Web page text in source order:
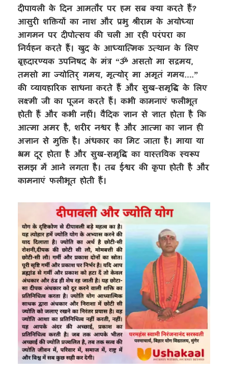
दीपावली के दिन आमतौर पर हम सब क्या करते हैं?
आसुरी शक्तियों का नाश और प्रभु श्रीराम के अयोध्या
आगमन पर दीपोत्सव की चली आ रही परंपरा का
निर्वहन करते हैं। खुद के आध्यात्मिक उत्थान के लिए
बृहदारण्यक उपनिषद के मंत्र “ॐ असतो मा सद्गमय,
तमसो मा ज्योतिर् गमय, मृत्योर् मा अमृतं गमय….”
की व्यावहारिक साधना करते हैं और सुख-समृद्धि के लिए
लक्ष्मी जी का पूजन करते हैं। कभी कामनाएं फलीभूत
होती हैं और कभी नहीं। वैदिक ज्ञान से ज्ञात होता है कि
आत्मा अमर है, शरीर नश्वर है और आत्मा का ज्ञान ही
अज्ञान से मुक्ति है। अंधकार का मिट जाता है। माया या
भ्रम दूर होता है और सुख-समृद्धि का वास्तविक स्वरूप
समझ में आने लगता है। तब ईश्वर की कृपा होती है और
कामनाएं फलीभूत होती हैं।